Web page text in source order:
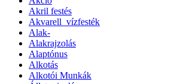
Akril festés
Akvarell_vízfesték
Alak-
Alakrajzolás
Alaptónus
Alkotás
Alkotói Munkák